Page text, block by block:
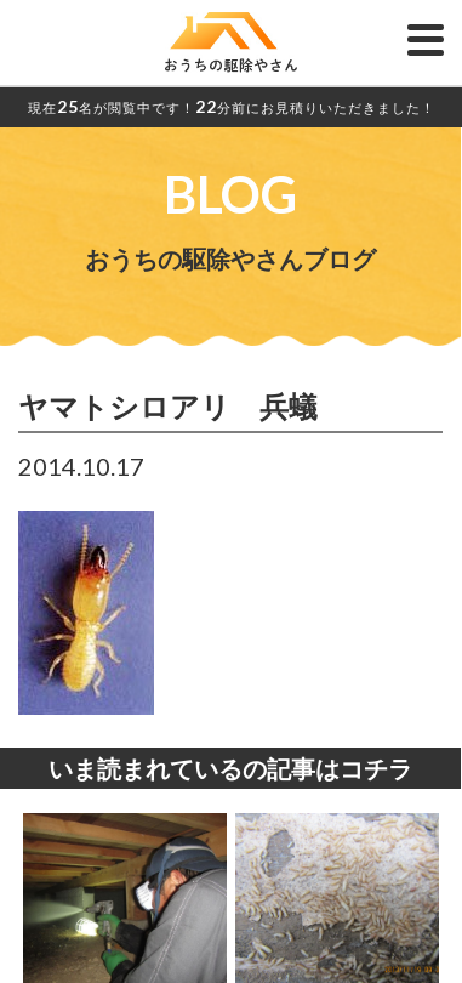
現在25名が閲覧中です！ 22分前にお見積りいただきました！
BLOG
おうちの駆除やさんブログ
ヤマトシロアリ 兵蟻
2014.10.17
いま読まれているの記事はコチラ